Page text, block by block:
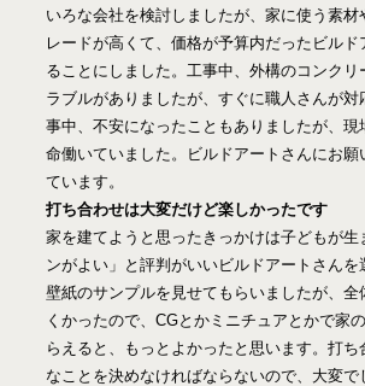
いろな会社を検討しましたが、家に使う素
レードが高くて、価格が予算内だったビル
ることにしました。工事中、外構のコンクリ
ラブルがありましたが、すぐに職人さんが
事中、不安になったこともありましたが、
命働いていました。ビルドアートさんにお願
ています。
打ち合わせは大変だけど楽しかったです
家を建てようと思ったきっかけは子どもが生
ンがよい」と評判がいいビルドアートさん
壁紙のサンプルを見せてもらいましたが、全
くかったので、CGとかミニチュアとかで家
らえると、もっとよかったと思います。打
なことを決めなければならないので、大変